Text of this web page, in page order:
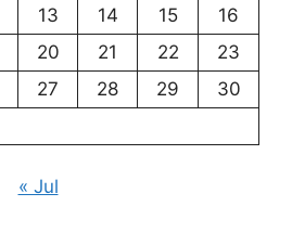
13 14 15
16
20 21 22
23
27 28 29
30
« Jul